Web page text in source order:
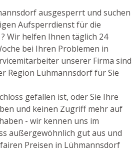
ausgesperrt und suchen
Aufsperrdienst für die
Wir helfen Ihnen täglich 24
bei Ihren Problemen in
unserer Firma sind
Region Lühmannsdorf für Sie
gefallen ist, oder Sie Ihre
und keinen Zugriff mehr auf
- wir kennen uns im
außergewöhnlich gut aus und
Preisen in Lühmannsdorf